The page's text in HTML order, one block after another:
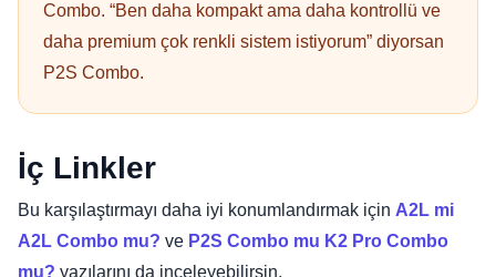
Combo. “Ben daha kompakt ama daha kontrollü ve
daha premium çok renkli sistem istiyorum” diyorsan
P2S Combo.
İç Linkler
Bu karşılaştırmayı daha iyi konumlandırmak için A2L mi
A2L Combo mu? ve P2S Combo mu K2 Pro Combo
mu? yazılarını da inceleyebilirsin.